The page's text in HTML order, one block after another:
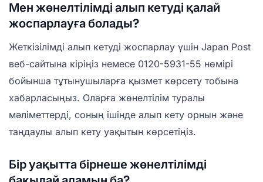
Мен жөнелтілімді алып кетуді қалай
жоспарлауға болады?
Жеткізілімді алып кетуді жоспарлау үшін Japan Post
веб-сайтына кіріңіз немесе 0120-5931-55 нөмірі
бойынша тұтынушыларға қызмет көрсету тобына
хабарласыңыз. Оларға жөнелтілім туралы
мәліметтерді, соның ішінде алып кету орнын және
таңдаулы алып кету уақытын көрсетіңіз.
Бір уақытта бірнеше жөнелтілімді